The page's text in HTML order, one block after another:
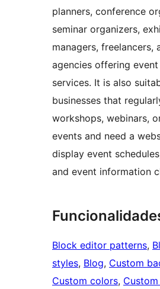
planners, conference
seminar organizers,
managers, freelancers,
agencies offering
services. It is also
businesses that
workshops, webinars,
events and need a
display event
and event information
Block editor patterns,
styles, Blog, Custom
Custom colors,